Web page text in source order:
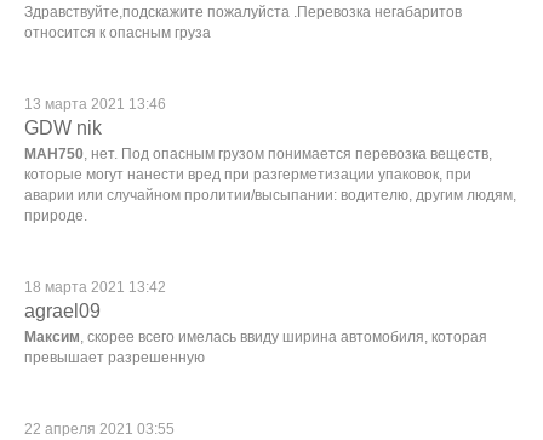
Здравствуйте,подскажите пожалуйста .Перевозка негабаритов
относится к опасным груза
13 марта 2021 13:46
GDW nik
МАН750, нет. Под опасным грузом понимается перевозка веществ,
которые могут нанести вред при разгерметизации упаковок, при
аварии или случайном пролитии/высыпании: водителю, другим людям,
природе.
18 марта 2021 13:42
agrael09
Максим, скорее всего имелась ввиду ширина автомобиля, которая
превышает разрешенную
22 апреля 2021 03:55